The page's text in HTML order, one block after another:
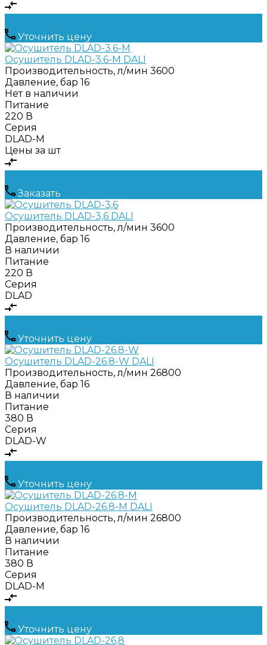
Уточнить цену
Осушитель DLAD-3.6-M DALI
Производительность, л/мин 3600
Давление, бар 16
Нет в наличии
Питание
220 В
Серия
DLAD-M
Цены за шт
Заказать
Осушитель DLAD-3,6 DALI
Производительность, л/мин 3600
Давление, бар 16
В наличии
Питание
220 В
Серия
DLAD
Уточнить цену
Осушитель DLAD-26.8-W DALI
Производительность, л/мин 26800
Давление, бар 16
В наличии
Питание
380 В
Серия
DLAD-W
Уточнить цену
Осушитель DLAD-26.8-M DALI
Производительность, л/мин 26800
Давление, бар 16
В наличии
Питание
380 В
Серия
DLAD-M
Уточнить цену